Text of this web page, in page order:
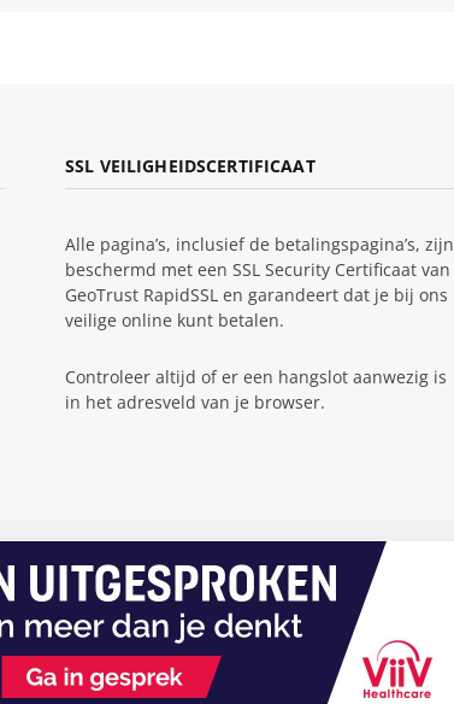
SSL VEILIGHEIDSCERTIFICAAT
Alle pagina’s, inclusief de betalingspagina’s, zijn
beschermd met een SSL Security Certificaat van
GeoTrust RapidSSL en garandeert dat je bij ons
veilige online kunt betalen.
Controleer altijd of er een hangslot aanwezig is
in het adresveld van je browser.